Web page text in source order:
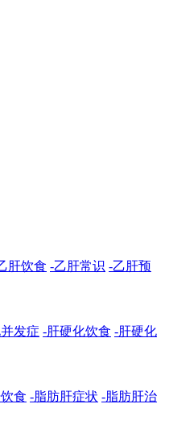
肝饮食 -乙肝常识 -乙肝预
发症 -肝硬化饮食 -肝硬化
食 -脂肪肝症状 -脂肪肝治